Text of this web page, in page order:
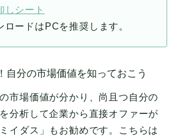
しシート
ードはPCを推奨します。
自分の市場価値を知っておこう
市場価値が分かり、尚且つ自分の
分析して企業から直接オファーが
イダス」もお勧めです。こちらは